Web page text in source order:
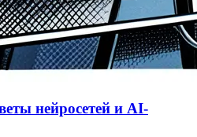
нейросетей и AI-